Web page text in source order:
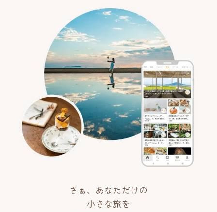
さぁ、あなただけの
小さな旅を